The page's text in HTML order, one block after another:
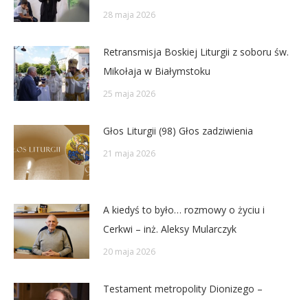
28 maja 2026
Retransmisja Boskiej Liturgii z soboru św.
Mikołaja w Białymstoku
25 maja 2026
Głos Liturgii (98) Głos zadziwienia
21 maja 2026
A kiedyś to było… rozmowy o życiu i
Cerkwi – inż. Aleksy Mularczyk
20 maja 2026
Testament metropolity Dionizego –